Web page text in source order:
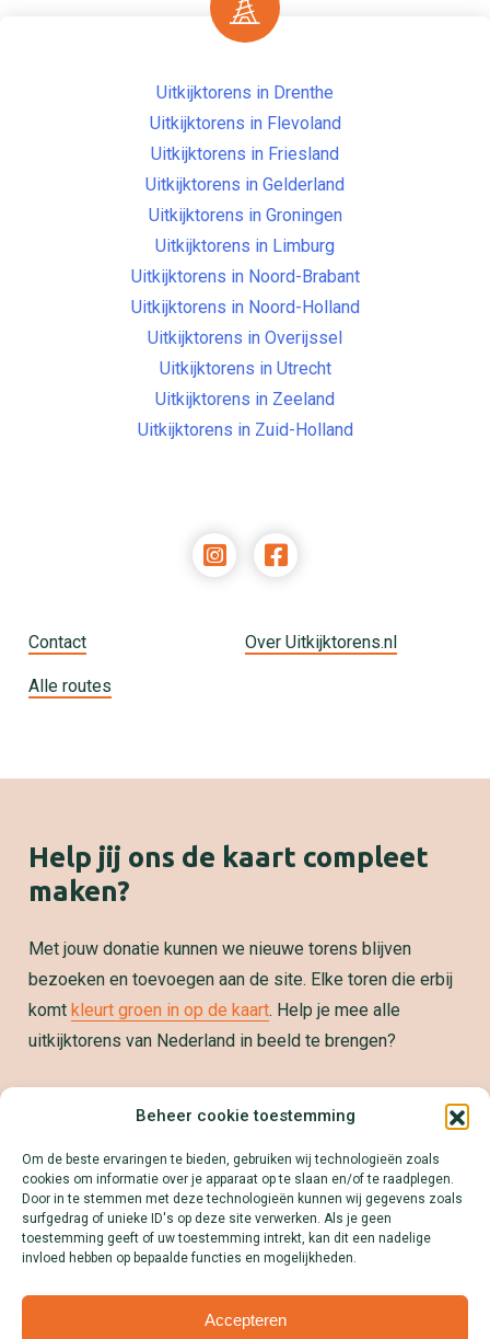
Beheer cookie toestemming
Om de beste ervaringen te bieden, gebruiken wij technologieën zoals
cookies om informatie over je apparaat op te slaan en/of te raadplegen.
Door in te stemmen met deze technologieën kunnen wij gegevens zoals
surfgedrag of unieke ID's op deze site verwerken. Als je geen
toestemming geeft of uw toestemming intrekt, kan dit een nadelige
invloed hebben op bepaalde functies en mogelijkheden.
Accepteren
Contact Over Uitkijktorens.nl
Alle routes
Uitkijktorens in Drenthe
Uitkijktorens in Flevoland
Uitkijktorens in Friesland
Uitkijktorens in Gelderland
Uitkijktorens in Groningen
Uitkijktorens in Limburg
Uitkijktorens in Noord-Brabant
Uitkijktorens in Noord-Holland
Uitkijktorens in Overijssel
Uitkijktorens in Utrecht
Uitkijktorens in Zeeland
Uitkijktorens in Zuid-Holland
Help jij ons de kaart compleet
maken?
Met jouw donatie kunnen we nieuwe torens blijven
bezoeken en toevoegen aan de site. Elke toren die erbij
komt kleurt groen in op de kaart. Help je mee alle
uitkijktorens van Nederland in beeld te brengen?
Samenwerken?
kaart! Download onze Mediakit en ontdek alle
mogelijkheden.
Lees meer